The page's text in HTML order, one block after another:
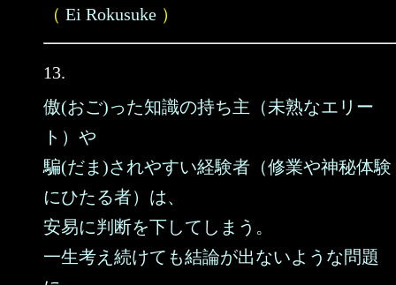
（ Ei Rokusuke ）
13.
傲(おご)った知識の持ち主（未熟なエリー
ト）や
騙(だま)されやすい経験者（修業や神秘体験
にひたる者）は、
安易に判断を下してしまう。
一生考え続けても結論が出ないような問題